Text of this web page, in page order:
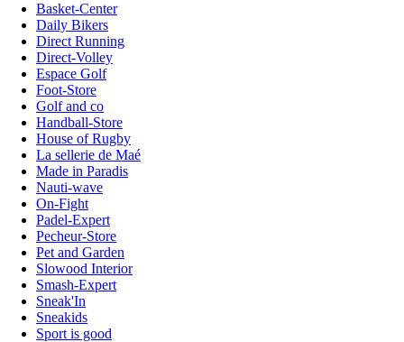
Basket-Center
Daily Bikers
Direct Running
Direct-Volley
Espace Golf
Foot-Store
Golf and co
Handball-Store
House of Rugby
La sellerie de Maé
Made in Paradis
Nauti-wave
On-Fight
Padel-Expert
Pecheur-Store
Pet and Garden
Slowood Interior
Smash-Expert
Sneak'In
Sneakids
Sport is good